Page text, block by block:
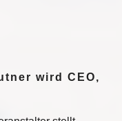
wird CEO,